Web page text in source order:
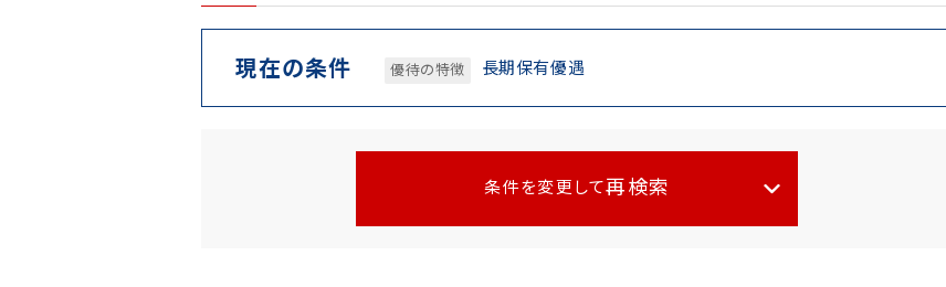
現在の条件 優待の特徴 長期保有優遇
条件を変更して 再検索